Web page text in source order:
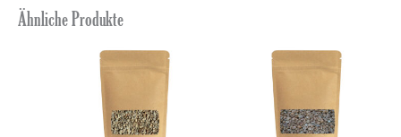
Ähnliche Produkte